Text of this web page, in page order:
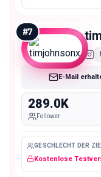
#7
E-Mail
289.0K
Follower
GESCHLECHT DER
Kostenlose